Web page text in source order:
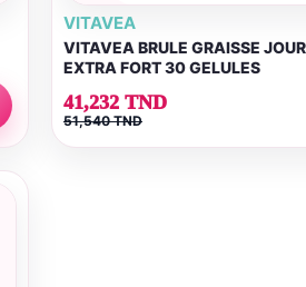
VITAVEA
VITAVEA BRULE GRAISSE
EXTRA FORT 30 GELULES
41,232 TND
51,540 TND